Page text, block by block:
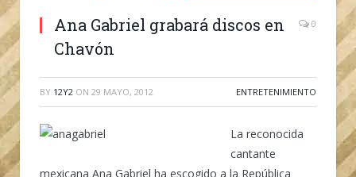
Ana Gabriel grabará discos en
Chavón
0
BY 12Y2 ON 29 MAYO, 2012 ENTRETENIMIENTO
La reconocida
cantante
mexicana Ana Gabriel ha escogido a la República